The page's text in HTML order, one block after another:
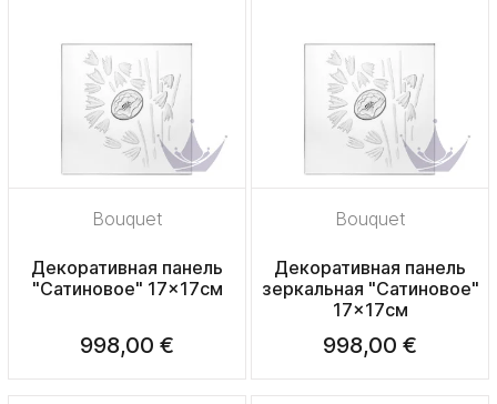
Bouquet
Декоративная панель
"Сатиновое" 17x17см
998,00 €
Bouquet
Декоративная панель
зеркальная "Сатиновое"
17x17см
998,00 €